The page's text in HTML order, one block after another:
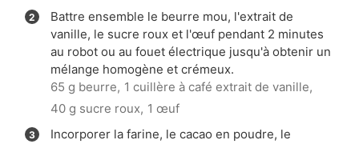
Battre ensemble le beurre mou, l'extrait de
vanille, le sucre roux et l'œuf pendant 2 minutes
au robot ou au fouet électrique jusqu'à obtenir un
mélange homogène et crémeux.
65 g beurre, 1 cuillère à café extrait de vanille,
40 g sucre roux, 1 œuf
Incorporer la farine, le cacao en poudre, le